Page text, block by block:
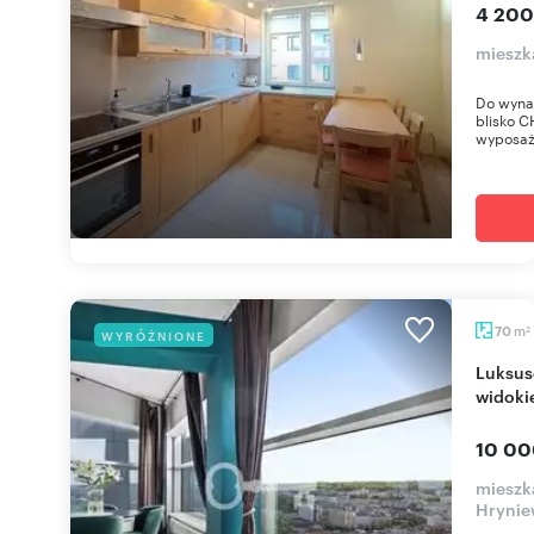
4
Do
blisko
WYRÓŻNIONE 70 m2
Luksusowy penthouse z panoramicznym
10